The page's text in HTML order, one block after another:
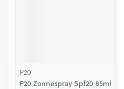
P20
P20 Zonnespray Spf20 85ml